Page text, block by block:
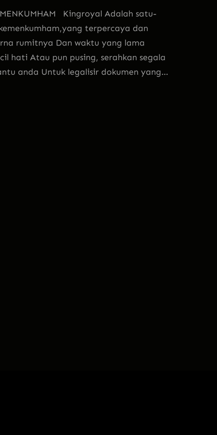
Kingroyal Adalah satu-
terpercaya dan
rumitnya Dan waktu yang lama
hati Atau pun pusing, serahkan segala
anda Untuk legalisir dokumen yang…